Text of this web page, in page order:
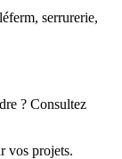
serrurerie,
? Consultez
vos projets.